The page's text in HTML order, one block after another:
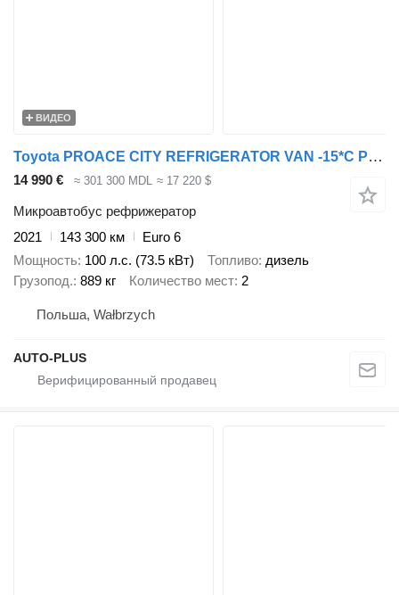
ВИДЕО
Toyota PROACE CITY REFRIGERATOR VAN -15*C POWER SUPPLY 230V CRUISE CONT
14 990 € ≈ 301 300 MDL ≈ 17 220 $
Микроавтобус рефрижератор
2021
143 300 км
Euro 6
Мощность 100 л.с. (73.5 кВт) Топливо дизель
Грузопод. 889 кг Количество мест 2
Польша, Wałbrzych
AUTO-PLUS